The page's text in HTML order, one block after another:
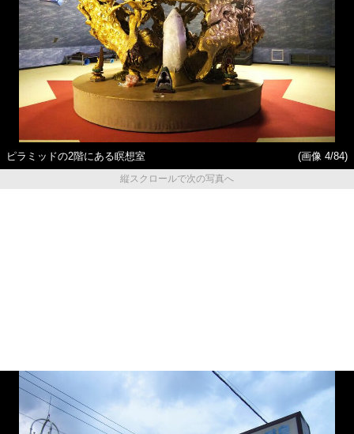
ピラミッドの2階にある瞑想室
(画像 4/84)
縦スクロールで次の写真へ